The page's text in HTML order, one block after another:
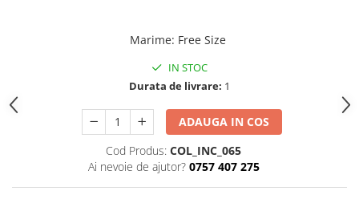
Marime: Free Size
IN STOC
Durata de livrare: 1
ADAUGA IN COS
Cod Produs: COL_INC_065
Ai nevoie de ajutor? 0757 407 275